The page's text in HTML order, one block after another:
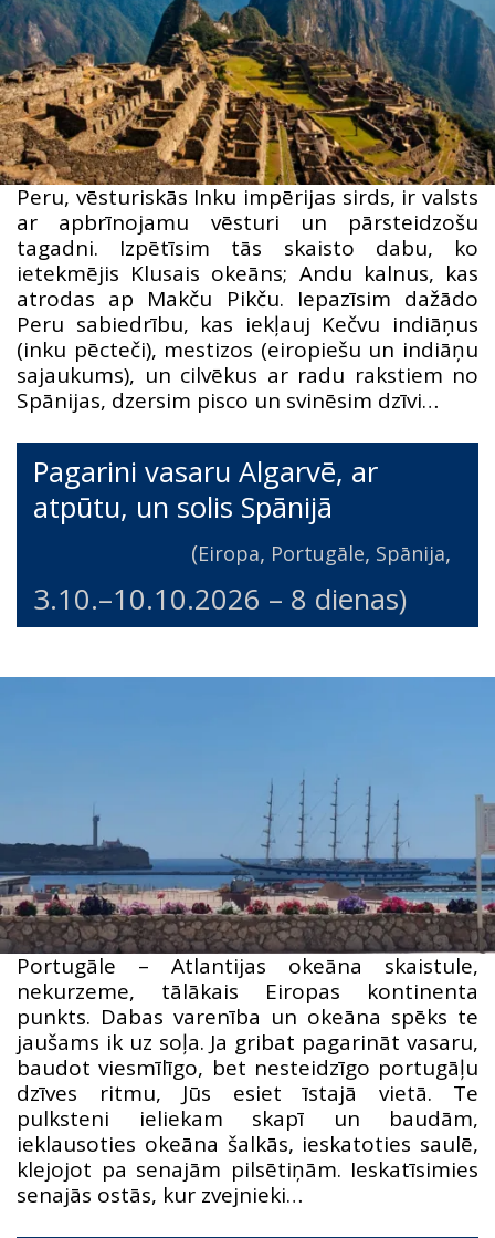
Peru, vēsturiskās Inku impērijas sirds, ir valsts
ar apbrīnojamu vēsturi un pārsteidzošu
tagadni. Izpētīsim tās skaisto dabu, ko
ietekmējis Klusais okeāns; Andu kalnus, kas
atrodas ap Makču Pikču. Iepazīsim dažādo
Peru sabiedrību, kas iekļauj Kečvu indiāņus
(inku pēcteči), mestizos (eiropiešu un indiāņu
sajaukums), un cilvēkus ar radu rakstiem no
Spānijas, dzersim pisco un svinēsim dzīvi…
Pagarini vasaru Algarvē, ar
atpūtu, un solis Spānijā
(Eiropa, Portugāle, Spānija,
3.10.–10.10.2026 – 8 dienas)
Portugāle – Atlantijas okeāna skaistule,
nekurzeme, tālākais Eiropas kontinenta
punkts. Dabas varenība un okeāna spēks te
jaušams ik uz soļa. Ja gribat pagarināt vasaru,
baudot viesmīlīgo, bet nesteidzīgo portugāļu
dzīves ritmu, Jūs esiet īstajā vietā. Te
pulksteni ieliekam skapī un baudām,
ieklausoties okeāna šalkās, ieskatoties saulē,
klejojot pa senajām pilsētiņām. Ieskatīsimies
senajās ostās, kur zvejnieki…